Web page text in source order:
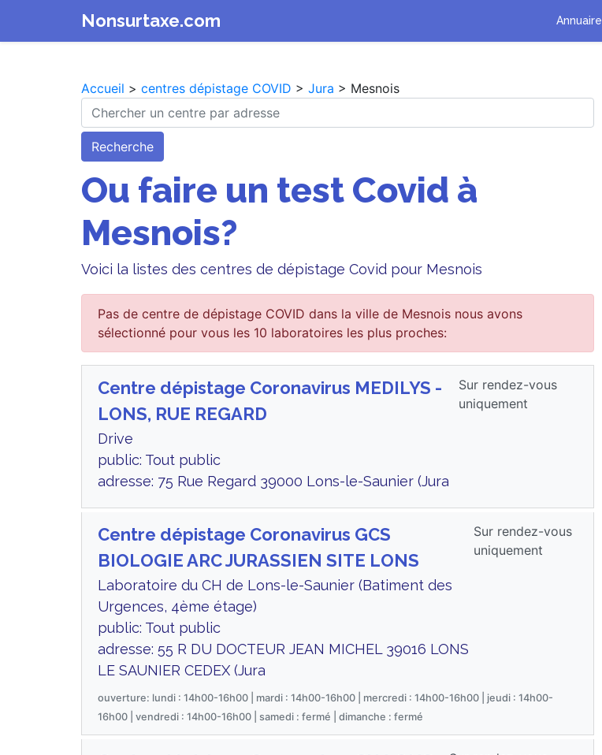
Nonsurtaxe.com Annuaire
Accueil > centres dépistage COVID > Jura > Mesnois
Recherche
Ou faire un test Covid à
Mesnois?
Voici la listes des centres de dépistage Covid pour Mesnois
Pas de centre de dépistage COVID dans la ville de Mesnois nous avons
sélectionné pour vous les 10 laboratoires les plus proches:
Centre dépistage Coronavirus MEDILYS -
LONS, RUE REGARD
Drive
public: Tout public
adresse: 75 Rue Regard 39000 Lons-le-Saunier (Jura
Sur rendez-vous
uniquement
Centre dépistage Coronavirus GCS
BIOLOGIE ARC JURASSIEN SITE LONS
Laboratoire du CH de Lons-le-Saunier (Batiment des
Urgences, 4ème étage)
public: Tout public
adresse: 55 R DU DOCTEUR JEAN MICHEL 39016 LONS
LE SAUNIER CEDEX (Jura
Sur rendez-vous
uniquement
ouverture: lundi : 14h00-16h00 | mardi : 14h00-16h00 | mercredi : 14h00-16h00 | jeudi : 14h00-
16h00 | vendredi : 14h00-16h00 | samedi : fermé | dimanche : fermé